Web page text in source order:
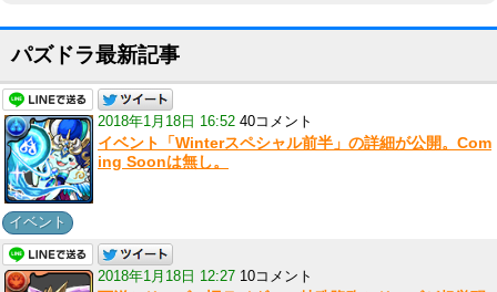
パズドラ最新記事
2018年1月18日 16:52 40コメント
イベント「Winterスペシャル前半」の詳細が公開。Com
ing Soonは無し。
イベント
2018年1月18日 12:27 10コメント